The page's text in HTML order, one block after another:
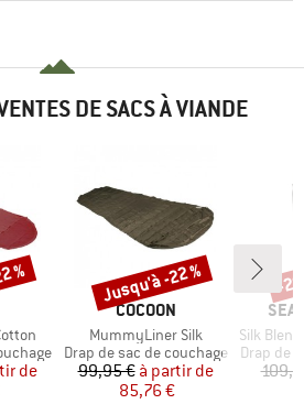
DE SACS À VIANDE
de
%
MARQUE
COCOON
Article
MummyLiner Silk
Product group
Drap de sac de couchage
Prix
99,95 € Prix réduit
à partir de
85,76 €
Remise
Jusqu'à -22 %
SEA
Article
Silk Blend
Product
Drap de
-